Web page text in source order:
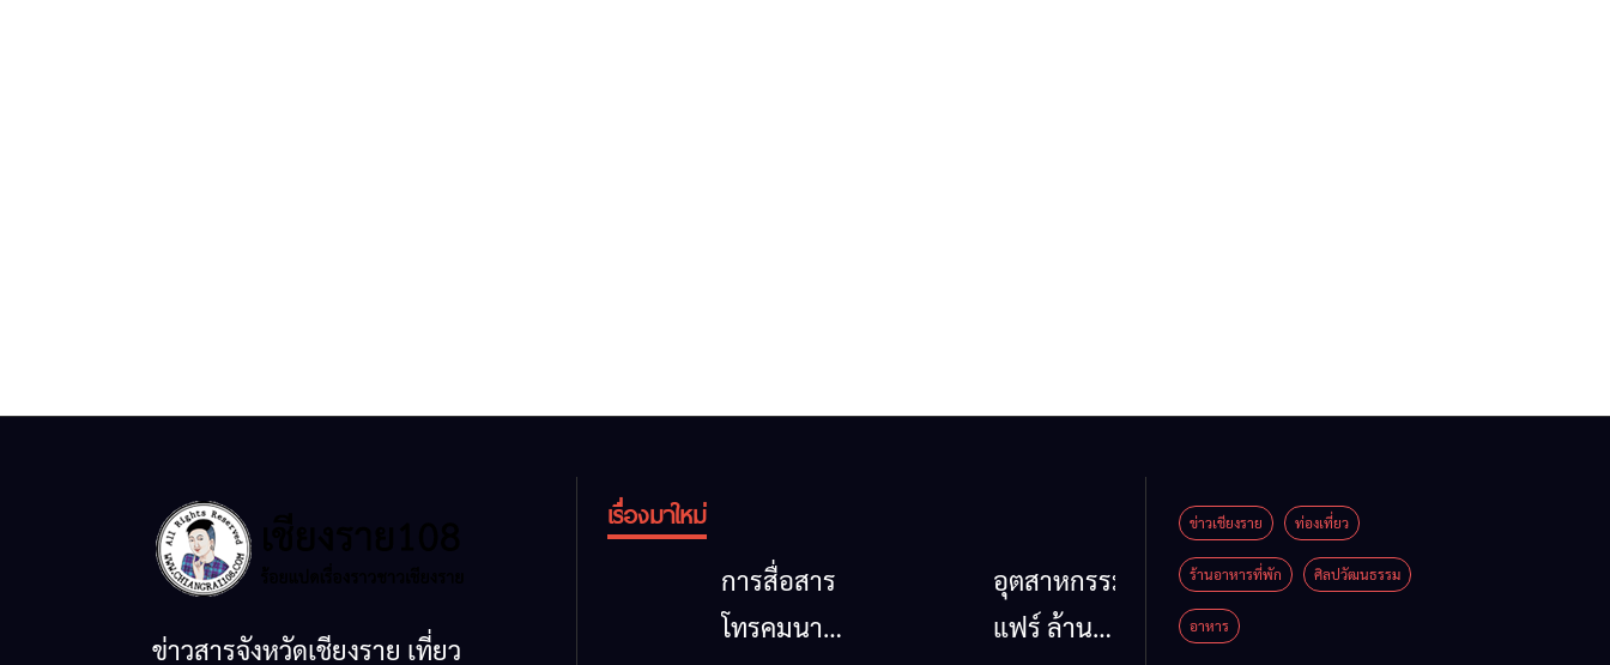
ข่าวสารจังหวัดเชียงราย เที่ยว
เรื่องมาใหม่
การสื่อสาร
โทรคมนาคม
อุตสาหกรรม
แฟร์ ล้าน
ข่าวเชียงราย ท่องเที่ยว
ร้านอาหารที่พัก ศิลปวัฒนธรรม
อาหาร